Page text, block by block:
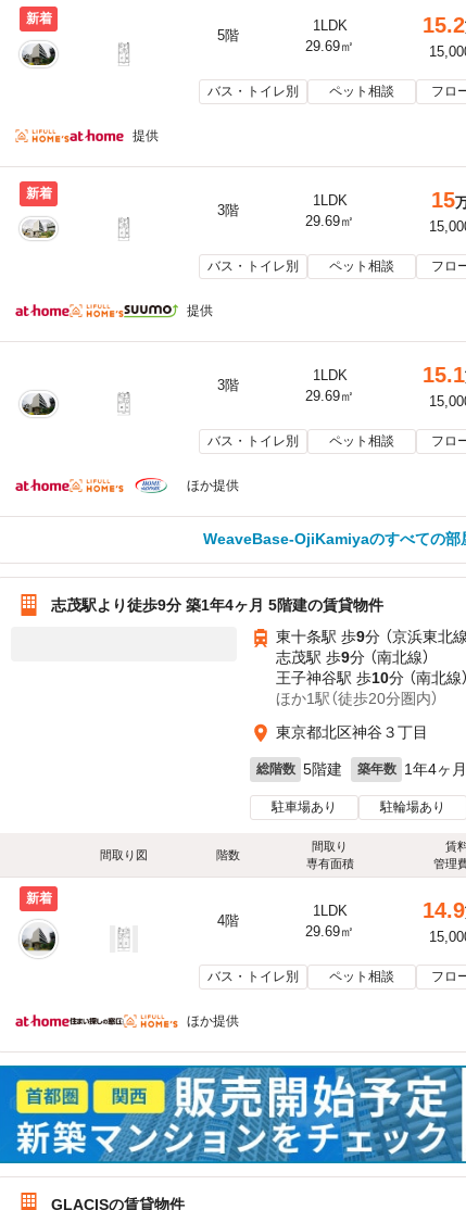
新着
5階
1LDK
29.69㎡
15.2
バス・トイレ別 ペット相談 フロ
提供
新着
3階
1LDK
29.69㎡
15
バス・トイレ別 ペット相談 フロ
提供
3階
1LDK
29.69㎡
15.1
バス・トイレ別 ペット相談 フロ
ほか提供
WeaveBase-OjiKamiyaのすべての部
志茂駅より徒歩9分 築1年4ヶ月 5階建の賃貸物件
東十条駅 歩9分 （京浜東北線
志茂駅 歩9分 （南北線）
王子神谷駅 歩10分 （南北線）
ほか1駅（徒歩20分圏内）
東京都北区神谷３丁目
総階数 5階建 築年数 1年4ヶ月
駐車場あり 駐輪場あり
間取り図 階数
間取り
専有面積
賃
管理
新着
4階
1LDK
29.69㎡
14.9
バス・トイレ別 ペット相談 フロ
ほか提供
GLACISの賃貸物件